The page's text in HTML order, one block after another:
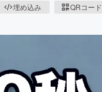
埋め込み QRコード